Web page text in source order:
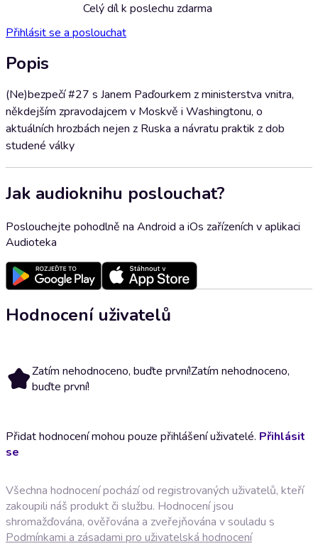
Celý díl k poslechu zdarma
Přihlásit se a poslouchat
Popis
(Ne)bezpečí #27 s Janem Paďourkem z ministerstva vnitra,
někdejším zpravodajcem v Moskvě i Washingtonu, o
aktuálních hrozbách nejen z Ruska a návratu praktik z dob
studené války
Jak audioknihu poslouchat?
Poslouchejte pohodlně na Android a iOs zařízeních v aplikaci
Audioteka
Hodnocení uživatelů
Zatím nehodnoceno, buďte první!Zatím nehodnoceno,
buďte první!
Přidat hodnocení mohou pouze přihlášení uživatelé. Přihlásit
se
Všechna hodnocení pochází od registrovaných uživatelů, kteří
zakoupili náš produkt či službu. Hodnocení jsou
shromažďována, ověřována a zveřejňována v souladu s
Podmínkami a zásadami pro uživatelská hodnocení